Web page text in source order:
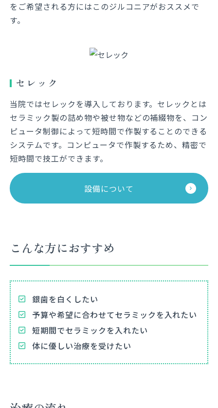
をご希望される方にはこのジルコニアがおススメで
す。
セレック
当院ではセレックを導入しております。セレックとは
セラミック製の詰め物や被せ物などの補綴物を、コン
ピュータ制御によって短時間で作製することのできる
システムです。コンピュータで作製するため、精密で
短時間で技工ができます。
設備について
こんな方におすすめ
銀歯を白くしたい
予算や希望に合わせてセラミックを入れたい
短期間でセラミックを入れたい
体に優しい治療を受けたい